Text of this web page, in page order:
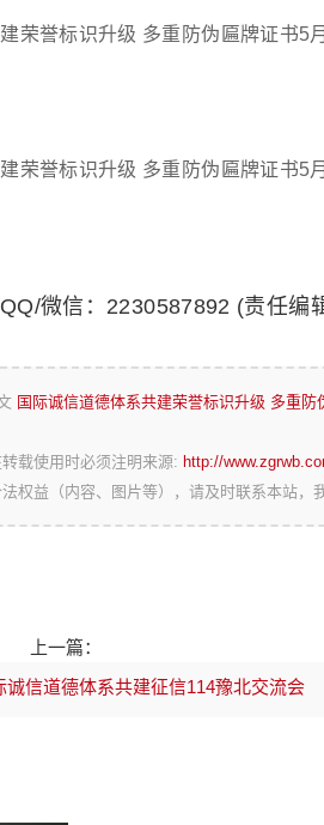
微信：2230587892 (责任编
国际诚信道德体系共建荣誉标识升级 多重防
载使用时必须注明来源: http://
权益（内容、图片等），请及时联系本站，
上一篇：
信道德体系共建征信114豫北交流会